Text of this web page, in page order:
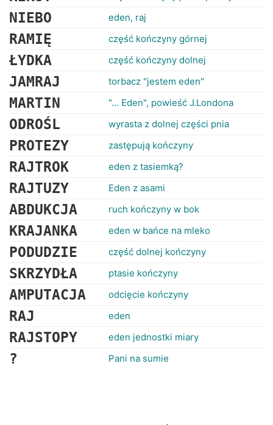
NIEBO eden, raj
RAMIĘ część kończyny górnej
ŁYDKA część kończyny dolnej
JAMRAJ torbacz "jestem eden"
MARTIN "... Eden", powieść J.Londona
ODROŚL wyrasta z dolnej części pnia
PROTEZY zastępują kończyny
RAJTROK eden z tasiemką?
RAJTUZY Eden z asami
ABDUKCJA ruch kończyny w bok
KRAJANKA eden w bańce na mleko
PODUDZIE część dolnej kończyny
SKRZYDŁA ptasie kończyny
AMPUTACJA odcięcie kończyny
RAJ eden
RAJSTOPY eden jednostki miary
? Pani na sumie